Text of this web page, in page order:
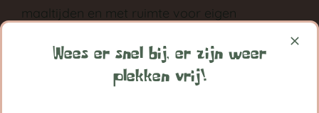
maaltijden en met ruimte voor eigen
grootst in vertrouwen.
Wees er snel bij, er zijn weer
plekken vrij!